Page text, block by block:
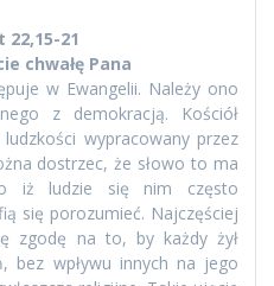
22,15-21
chwałę Pana
w Ewangelii. Należy ono
z demokracją. Kościół
wypracowany przez
dostrzec, że słowo to ma
iż ludzie się nim często
się porozumieć. Najczęściej
zgodę na to, by każdy żył
bez wpływu innych na jego